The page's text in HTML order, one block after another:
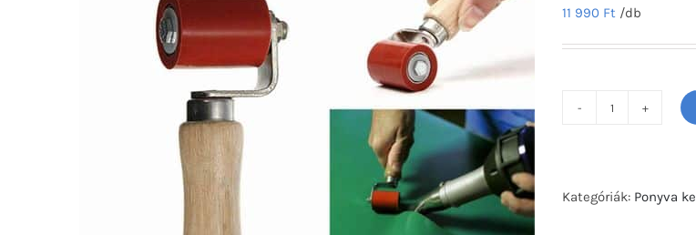
11 990 Ft /db
mennyiség
Kategóriák: Ponyva